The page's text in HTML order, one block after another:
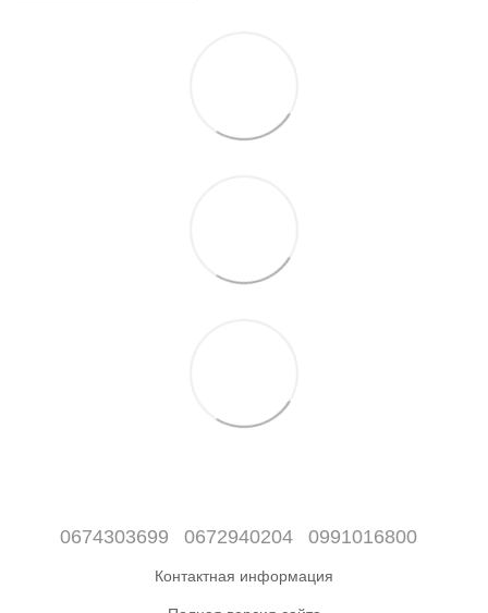
0674303699 0672940204 0991016800
Контактная информация